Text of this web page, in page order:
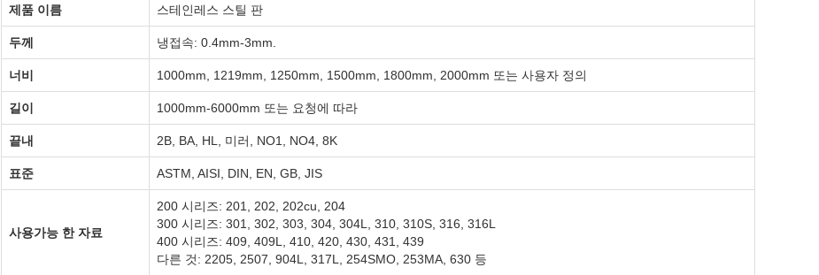
제품 이름 스테인레스 스틸 판
두께 냉접속: 0.4mm-3mm.
너비 1000mm, 1219mm, 1250mm, 1500mm, 1800mm, 2000mm 또는 사용자 정의
길이 1000mm-6000mm 또는 요청에 따라
끝내 2B, BA, HL, 미러, NO1, NO4, 8K
표준 ASTM, AISI, DIN, EN, GB, JIS
사용가능 한 자료
200 시리즈: 201, 202, 202cu, 204
300 시리즈: 301, 302, 303, 304, 304L, 310, 310S, 316, 316L
400 시리즈: 409, 409L, 410, 420, 430, 431, 439
다른 것: 2205, 2507, 904L, 317L, 254SMO, 253MA, 630 등